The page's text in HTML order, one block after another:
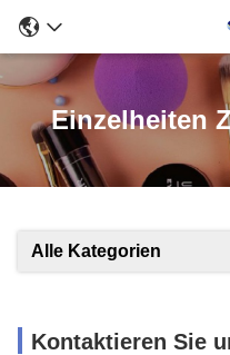
Einzelheiten
Alle Kategorien
Kontaktieren Sie